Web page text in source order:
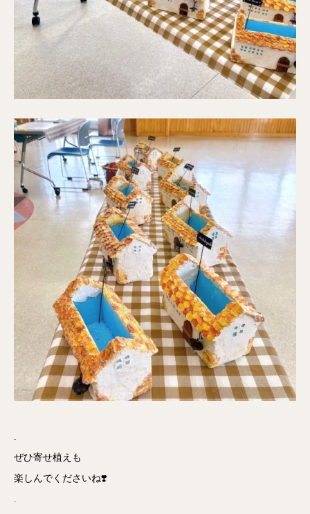
.
ぜひ寄せ植えも
楽しんでくださいね❣️
.